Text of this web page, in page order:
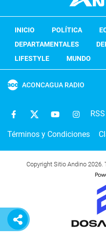
INICIO POLÍTICA
DEPARTAMENTALES
LIFESTYLE
MUNDO
ACONCAGUA RADIO
RSS
Términos y Condiciones
Copyright Sitio Andino 2026.